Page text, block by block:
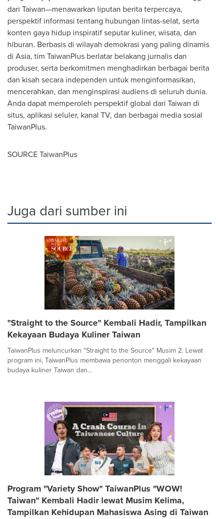
dari Taiwan—menawarkan liputan berita terpercaya,
perspektif informasi tentang hubungan lintas-selat, serta
konten gaya hidup inspiratif seputar kuliner, wisata, dan
hiburan. Berbasis di wilayah demokrasi yang paling dinamis
di Asia, tim TaiwanPlus berlatar belakang jurnalis dan
produser, serta berkomitmen menghadirkan berbagai berita
dan kisah secara independen untuk menginformasikan,
mencerahkan, dan menginspirasi audiens di seluruh dunia.
Anda dapat memperoleh perspektif global dari Taiwan di
situs, aplikasi seluler, kanal TV, dan berbagai media sosial
TaiwanPlus.
SOURCE TaiwanPlus
Juga dari sumber ini
"Straight to the Source" Kembali Hadir, Tampilkan
Kekayaan Budaya Kuliner Taiwan
TaiwanPlus meluncurkan "Straight to the Source" Musim 2. Lewat
program ini, TaiwanPlus membawa penonton menggali kekayaan
budaya kuliner Taiwan dan...
Program "Variety Show" TaiwanPlus "WOW!
Taiwan" Kembali Hadir lewat Musim Kelima,
Tampilkan Kehidupan Mahasiswa Asing di Taiwan